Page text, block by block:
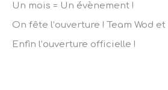
Un mois = Un évènement !
On fête l’ouverture ! Team Wod
Enfin l’ouverture officielle !